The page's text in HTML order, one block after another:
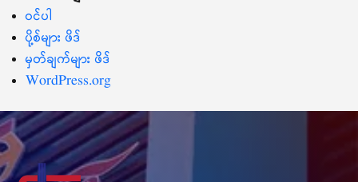
ဝင်ပါ
ပို့စ်များ ဖိဒ်
မှတ်ချက်များ ဖိဒ်
WordPress.org